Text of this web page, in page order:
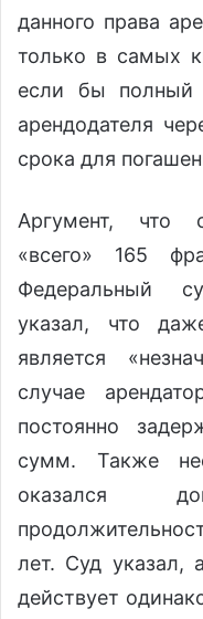
данного права
только в самых
если бы полный
арендодателя
срока для
Аргумент, что
«всего» 165
Федеральный
указал, что
является
случае
постоянно
сумм. Также
оказался
лет. Суд указал,
действует